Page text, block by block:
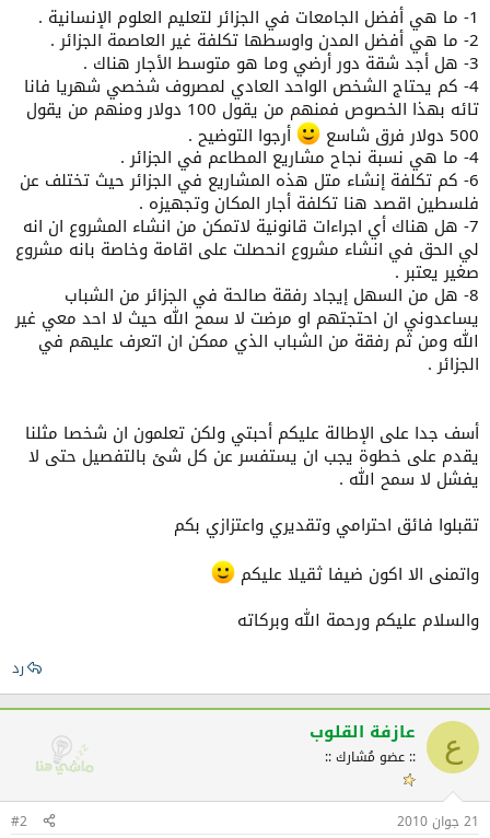
1- ما هي أفضل الجامعات في الجزائر لتعليم العلوم الإنسانية .
2- ما هي أفضل المدن واوسطها تكلفة غير العاصمة الجزائر .
3- هل أجد شقة دور أرضي وما هو متوسط الأجار هناك .
4- كم يحتاج الشخص الواحد العادي لمصروف شخصي شهريا فانا
تائه بهذا الخصوص فمنهم من يقول 100 دولار ومنهم من يقول
500 دولار فرق شاسع
أرجوا التوضيح .
4- ما هي نسبة نجاح مشاريع المطاعم في الجزائر .
6- كم تكلفة إنشاء متل هذه المشاريع في الجزائر حيث تختلف عن
فلسطين اقصد هنا تكلفة أجار المكان وتجهيزه .
7- هل هناك أي اجراءات قانونية لاتمكن من انشاء المشروع ان انه
لي الحق في انشاء مشروع انحصلت على اقامة وخاصة بانه مشروع
صغير يعتبر .
8- هل من السهل إيجاد رفقة صالحة في الجزائر من الشباب
يساعدوني ان احتجتهم او مرضت لا سمح الله حيث لا احد معي غير
الله ومن ثم رفقة من الشباب الذي ممكن ان اتعرف عليهم في
الجزائر .
أسف جدا على الإطالة عليكم أحبتي ولكن تعلمون ان شخصا مثلنا
يقدم على خطوة يجب ان يستفسر عن كل شئ بالتفصيل حتى لا
يفشل لا سمح الله .
تقبلوا فائق احترامي وتقديري واعتزازي بكم
واتمنى الا اكون ضيفا ثقيلا عليكم
والسلام عليكم ورحمة الله وبركاته​
رد
ع عازفة القلوب
:: عضو مُشارك ::
21 جوان 2010 #2